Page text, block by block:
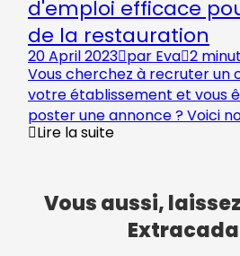
d'emploi efficace
de la restauration
20 April 2023 par Eva 2
Vous cherchez à recruter un
votre établissement et vous
poster une annonce ? Voici
Lire la suite
Vous aussi,